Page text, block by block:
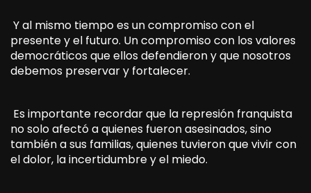
Y al mismo tiempo es un compromiso con el
presente y el futuro. Un compromiso con los valores
democráticos que ellos defendieron y que nosotros
debemos preservar y fortalecer.
Es importante recordar que la represión franquista
no solo afectó a quienes fueron asesinados, sino
también a sus familias, quienes tuvieron que vivir con
el dolor, la incertidumbre y el miedo.